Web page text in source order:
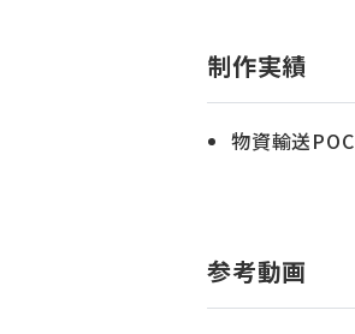
制作実績
物資輸送POC
参考動画